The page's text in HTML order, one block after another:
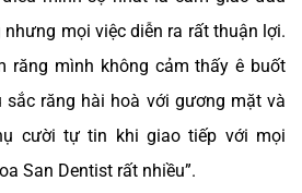
mọi việc diễn ra rất thuận lợi.
răng mình không cảm thấy ê buốt
sắc răng hài hoà với gương mặt và
cười tự tin khi giao tiếp với mọi
San Dentist rất nhiều”.